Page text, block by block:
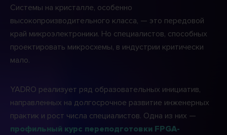
Системы на кристалле, особенно
высокопроизводительного класса, — это передовой
край микроэлектроники. Но специалистов, способных
проектировать микросхемы, в индустрии критически
мало.
YADRO реализует ряд образовательных инициатив,
направленных на долгосрочное развитие инженерных
практик и рост числа специалистов. Одна из них —
профильный курс переподготовки FPGA-